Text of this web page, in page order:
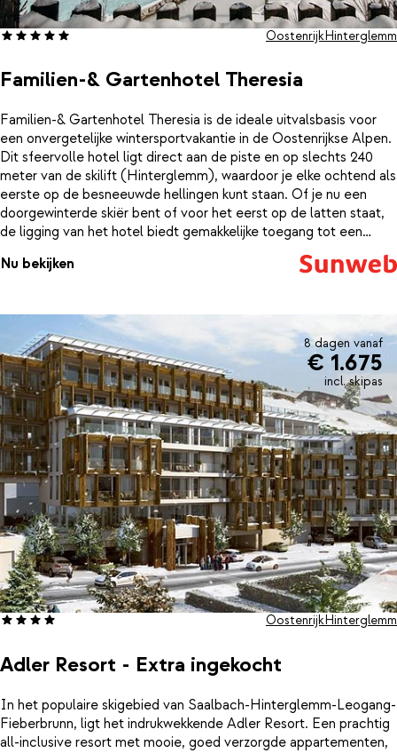
Familien-& Gartenhotel Theresia
OostenrijkHinterglemm
Familien-& Gartenhotel Theresia is de ideale uitvalsbasis voor
een onvergetelijke wintersportvakantie in de Oostenrijkse Alpen.
Dit sfeervolle hotel ligt direct aan de piste en op slechts 240
meter van de skilift (Hinterglemm), waardoor je elke ochtend als
eerste op de besneeuwde hellingen kunt staan. Of je nu een
doorgewinterde skiër bent of voor het eerst op de latten staat,
de ligging van het hotel biedt gemakkelijke toegang tot een
uitgebreid skigebied met perfect geprepareerde pistes voor elk
niveau. Na een dag vol winterse avonturen is ontspannen in het
wachten. In het restaurant geniet je, all inclusive, van heerlijke
gerechten. Bereid met lokale ingrediënten, worden je
smaakpapillen verwend, terwijl je uitkijkt over het winterse
landschap. Let op: hoewel dit hotel officieel in de gemeente
Saalbach ligt, liggen de skiliften en ook het centrum van
Hinterglemm dichterbij. Wij bieden dan ook les & materiaalhuur
aan in Hinterglemm.
Nu bekijken
8 dagen vanaf
€ 1.675
incl. skipas
Adler Resort - Extra ingekocht
OostenrijkHinterglemm
In het populaire skigebied van Saalbach-Hinterglemm-Leogang-
Fieberbrunn, ligt het indrukwekkende Adler Resort. Een prachtig
all-inclusive resort met mooie, goed verzorgde appartementen,